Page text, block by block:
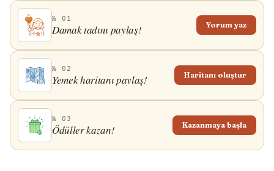
№ 01
Damak tadını paylaş! Yorum yaz
№ 02
Yemek haritanı paylaş! Haritanı oluştur
№ 03
Ödüller kazan! Kazanmaya başla